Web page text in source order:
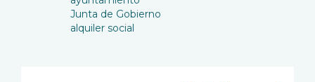
Junta de Gobierno
alquiler social